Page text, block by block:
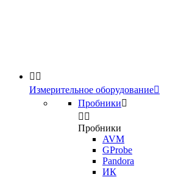
 
Измерительное оборудование
Пробники
 
Пробники
AVM
GProbe
Pandora
ИК